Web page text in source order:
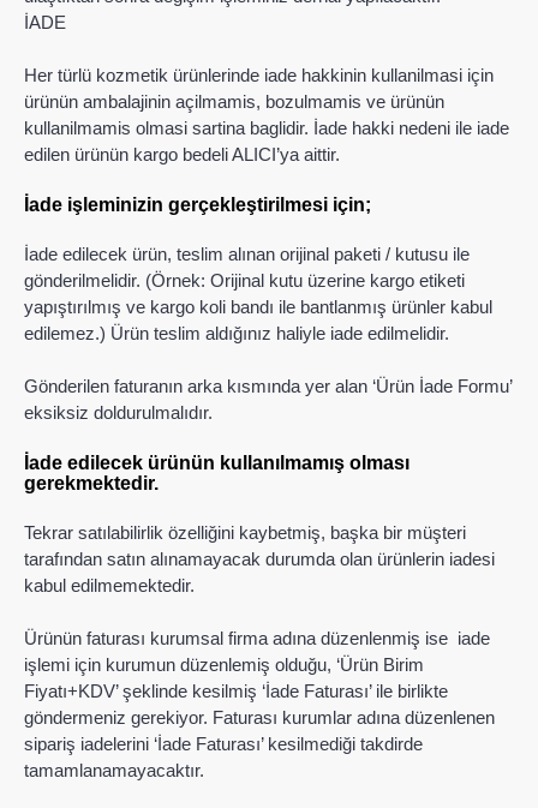
İADE
Her türlü kozmetik ürünlerinde iade hakkinin kullanilmasi için
ürünün ambalajinin açilmamis, bozulmamis ve ürünün
kullanilmamis olmasi sartina baglidir. İade hakki nedeni ile iade
edilen ürünün kargo bedeli ALICI’ya aittir.
İade işleminizin gerçekleştirilmesi için;
İade edilecek ürün, teslim alınan orijinal paketi / kutusu ile
gönderilmelidir. (Örnek: Orijinal kutu üzerine kargo etiketi
yapıştırılmış ve kargo koli bandı ile bantlanmış ürünler kabul
edilemez.) Ürün teslim aldığınız haliyle iade edilmelidir.
Gönderilen faturanın arka kısmında yer alan ‘Ürün İade Formu’
eksiksiz doldurulmalıdır.
İade edilecek ürünün kullanılmamış olması
gerekmektedir.
Tekrar satılabilirlik özelliğini kaybetmiş, başka bir müşteri
tarafından satın alınamayacak durumda olan ürünlerin iadesi
kabul edilmemektedir.
Ürünün faturası kurumsal firma adına düzenlenmiş ise iade
işlemi için kurumun düzenlemiş olduğu, ‘Ürün Birim
Fiyatı+KDV’ şeklinde kesilmiş ‘İade Faturası’ ile birlikte
göndermeniz gerekiyor. Faturası kurumlar adına düzenlenen
sipariş iadelerini ‘İade Faturası’ kesilmediği takdirde
tamamlanamayacaktır.